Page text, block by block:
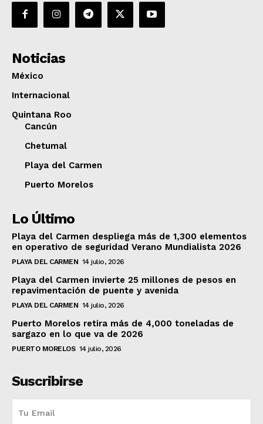
Noticias
México
Internacional
Quintana Roo
Cancún
Chetumal
Playa del Carmen
Puerto Morelos
Lo Último
Playa del Carmen despliega más de 1,300 elementos
en operativo de seguridad Verano Mundialista 2026
PLAYA DEL CARMEN 14 julio, 2026
Playa del Carmen invierte 25 millones de pesos en
repavimentación de puente y avenida
PLAYA DEL CARMEN 14 julio, 2026
Puerto Morelos retira más de 4,000 toneladas de
sargazo en lo que va de 2026
PUERTO MORELOS 14 julio, 2026
Suscribirse